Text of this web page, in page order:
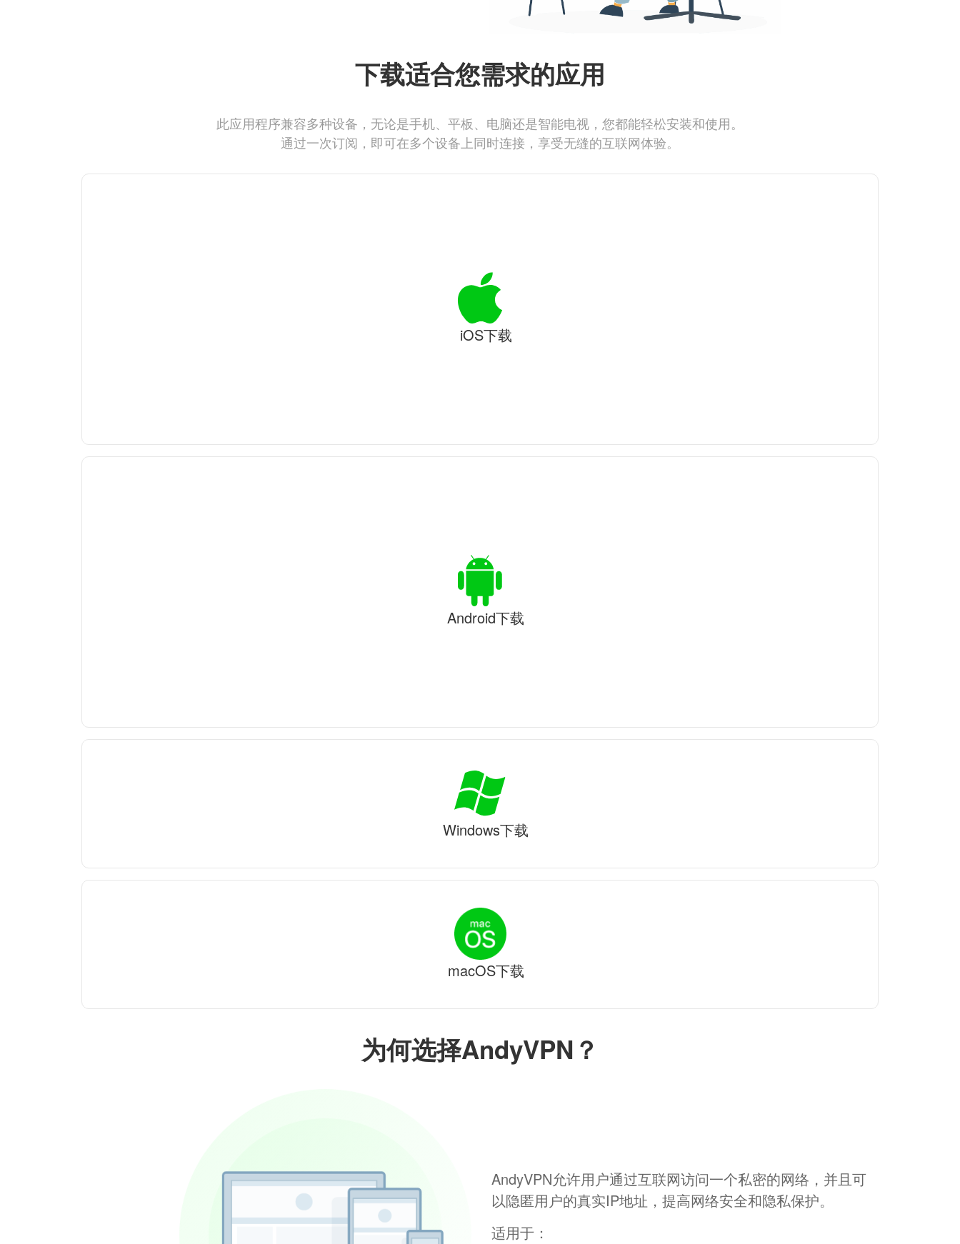
为何选择AndyVPN？
AndyVPN允许用户通过互联网访问一个私密的网络，并且可
以隐匿用户的真实IP地址，提高网络安全和隐私保护。
适用于：
下载适合您需求的应用
此应用程序兼容多种设备，无论是手机、平板、电脑还是智能电视，您都能轻松安装和使用。
通过一次订阅，即可在多个设备上同时连接，享受无缝的互联网体验。
iOS下载
Android下载
Windows下载
macOS下载